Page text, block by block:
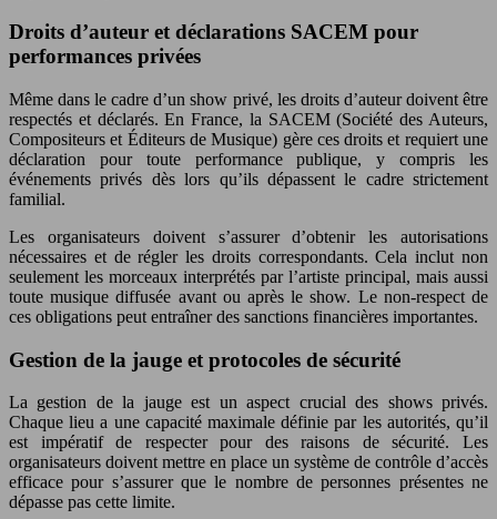
Droits d’auteur et déclarations SACEM pour
performances privées
Même dans le cadre d’un show privé, les droits d’auteur doivent être
respectés et déclarés. En France, la SACEM (Société des Auteurs,
Compositeurs et Éditeurs de Musique) gère ces droits et requiert une
déclaration pour toute performance publique, y compris les
événements privés dès lors qu’ils dépassent le cadre strictement
familial.
Les organisateurs doivent s’assurer d’obtenir les autorisations
nécessaires et de régler les droits correspondants. Cela inclut non
seulement les morceaux interprétés par l’artiste principal, mais aussi
toute musique diffusée avant ou après le show. Le non-respect de
ces obligations peut entraîner des sanctions financières importantes.
Gestion de la jauge et protocoles de sécurité
La gestion de la jauge est un aspect crucial des shows privés.
Chaque lieu a une capacité maximale définie par les autorités, qu’il
est impératif de respecter pour des raisons de sécurité. Les
organisateurs doivent mettre en place un système de contrôle d’accès
efficace pour s’assurer que le nombre de personnes présentes ne
dépasse pas cette limite.